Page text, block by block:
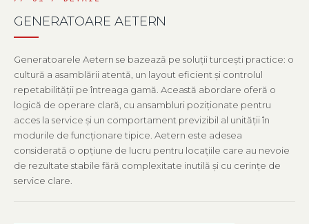
GENERATOARE AETERN
Generatoarele Aetern se bazează pe soluții turcești practice: o
cultură a asamblării atentă, un layout eficient și controlul
repetabilității pe întreaga gamă. Această abordare oferă o
logică de operare clară, cu ansambluri poziționate pentru
acces la service și un comportament previzibil al unității în
modurile de funcționare tipice. Aetern este adesea
considerată o opțiune de lucru pentru locațiile care au nevoie
de rezultate stabile fără complexitate inutilă și cu cerințe de
service clare.